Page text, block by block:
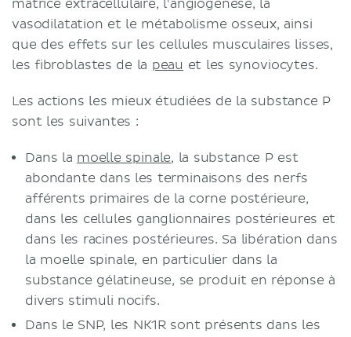
matrice extracellulaire, l'angiogenèse, la
vasodilatation et le métabolisme osseux, ainsi
que des effets sur les cellules musculaires lisses,
les fibroblastes de la peau et les synoviocytes.
Les actions les mieux étudiées de la substance P
sont les suivantes :
Dans la moelle spinale, la substance P est
abondante dans les terminaisons des nerfs
afférents primaires de la corne postérieure,
dans les cellules ganglionnaires postérieures et
dans les racines postérieures. Sa libération dans
la moelle spinale, en particulier dans la
substance gélatineuse, se produit en réponse à
divers stimuli nocifs.
Dans le SNP, les NK1R sont présents dans les